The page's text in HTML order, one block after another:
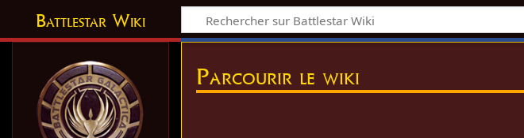
Battlestar Wiki
Parcourir le wiki